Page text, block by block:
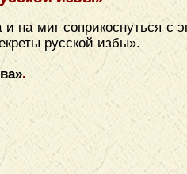
на миг соприкоснуться с
русской избы».
.